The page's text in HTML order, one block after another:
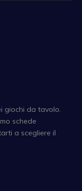
giochi da tavolo.
schede
a scegliere il